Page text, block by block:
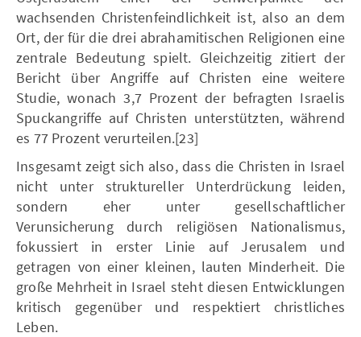
wachsenden Christenfeindlichkeit ist, also an dem
Ort, der für die drei abrahamitischen Religionen eine
zentrale Bedeutung spielt. Gleichzeitig zitiert der
Bericht über Angriffe auf Christen eine weitere
Studie, wonach 3,7 Prozent der befragten Israelis
Spuckangriffe auf Christen unterstützten, während
es 77 Prozent verurteilen.[23]
Insgesamt zeigt sich also, dass die Christen in Israel
nicht unter struktureller Unterdrückung leiden,
sondern eher unter gesellschaftlicher
Verunsicherung durch religiösen Nationalismus,
fokussiert in erster Linie auf Jerusalem und
getragen von einer kleinen, lauten Minderheit. Die
große Mehrheit in Israel steht diesen Entwicklungen
kritisch gegenüber und respektiert christliches
Leben.